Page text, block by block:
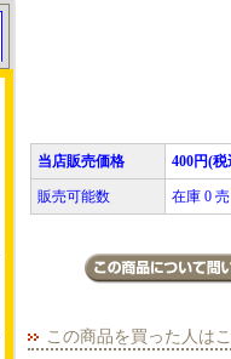
当店販売価格 400円(税
販売可能数 在庫 0
この商品を買った人は